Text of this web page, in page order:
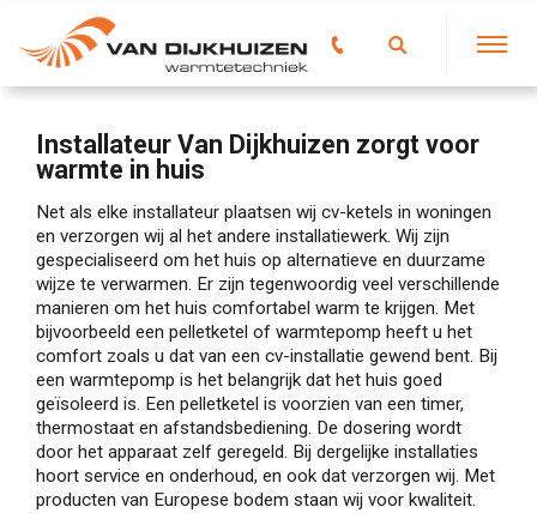
Installateur Van Dijkhuizen zorgt voor
warmte in huis
Net als elke installateur plaatsen wij cv-ketels in woningen
en verzorgen wij al het andere installatiewerk. Wij zijn
gespecialiseerd om het huis op alternatieve en duurzame
wijze te verwarmen. Er zijn tegenwoordig veel verschillende
manieren om het huis comfortabel warm te krijgen. Met
bijvoorbeeld een pelletketel of warmtepomp heeft u het
comfort zoals u dat van een cv-installatie gewend bent. Bij
een warmtepomp is het belangrijk dat het huis goed
geïsoleerd is. Een pelletketel is voorzien van een timer,
thermostaat en afstandsbediening. De dosering wordt
door het apparaat zelf geregeld. Bij dergelijke installaties
hoort service en onderhoud, en ook dat verzorgen wij. Met
producten van Europese bodem staan wij voor kwaliteit.